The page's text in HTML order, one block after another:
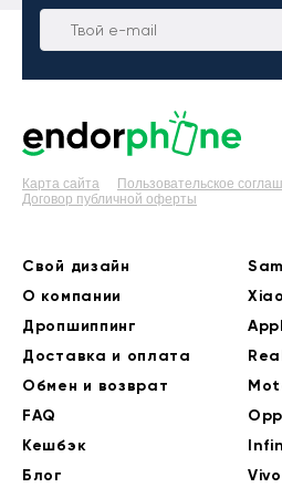
Карта сайта
Пользовательское
Договор публичной оферты
Свой дизайн
О компании
Дропшиппинг
Доставка и оплата
Обмен и возврат
FAQ
Кешбэк
Блог
Vivo